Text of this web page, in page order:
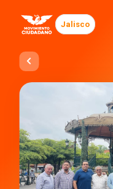
Jalisco